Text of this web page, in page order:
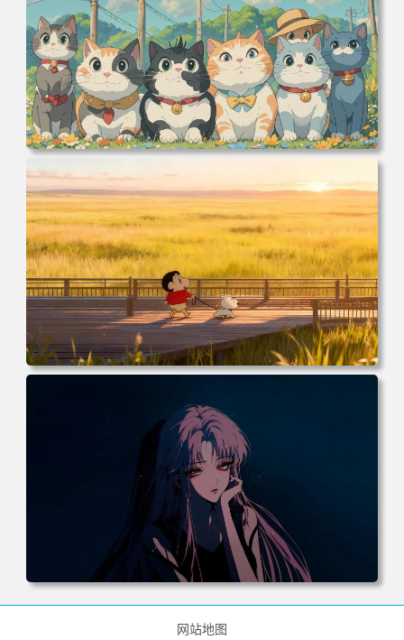
电脑壁纸 可爱动物 喵 喵星人 猫 猫咪 萌宠 电脑桌面 高清壁
纸 壁纸下载 壁纸大全
电脑壁纸 动漫 小白 日落 木栈道 田野 蜡笔小新 遛小白 麦田
电脑桌面 高清壁纸 壁纸下载 壁纸大全
电脑桌面 高清壁纸 壁纸下载 壁纸大全
网站地图